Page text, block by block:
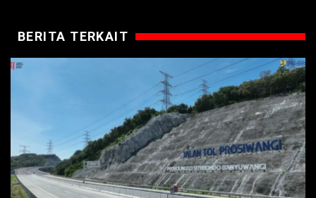
BERITA TERKAIT